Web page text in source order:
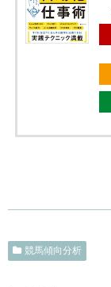
競馬傾向分析